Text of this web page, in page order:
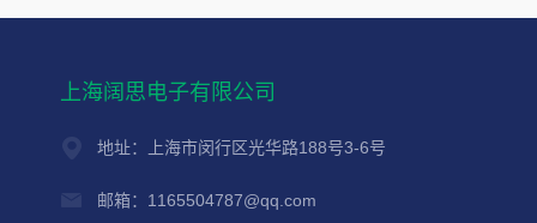
上海阔思电子有限公司
地址：上海市闵行区光华路188号3-6号
邮箱：1165504787@qq.com